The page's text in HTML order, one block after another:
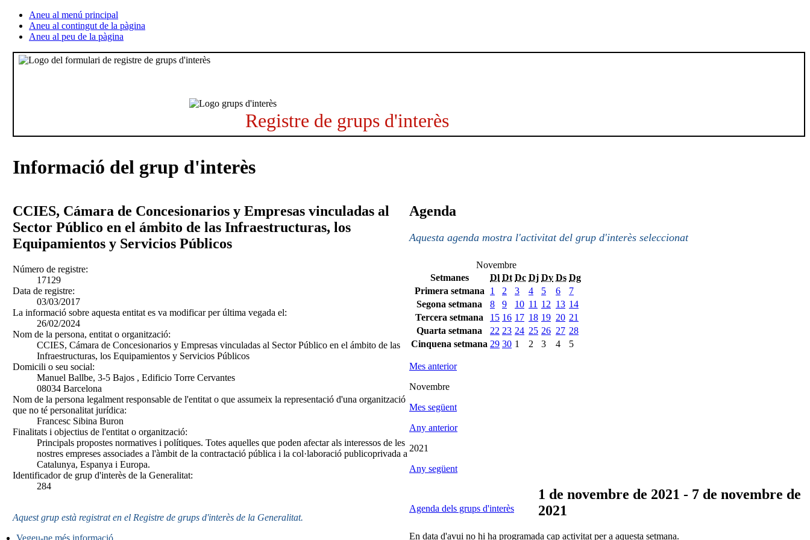
Aneu al menú principal
Aneu al contingut de la pàgina
Aneu al peu de la pàgina
Registre de grups d'interès
Informació del grup d'interès
CCIES, Cámara de Concesionarios y Empresas vinculadas al
Sector Público en el ámbito de las Infraestructuras, los
Equipamientos y Servicios Públicos
Número de registre:
17129
Data de registre:
03/03/2017
La informació sobre aquesta entitat es va modificar per última vegada el:
26/02/2024
Nom de la persona, entitat o organització:
CCIES, Cámara de Concesionarios y Empresas vinculadas al Sector Público en el ámbito de las
Infraestructuras, los Equipamientos y Servicios Públicos
Domicili o seu social:
Manuel Ballbe, 3-5 Bajos , Edificio Torre Cervantes
08034 Barcelona
Nom de la persona legalment responsable de l'entitat o que assumeix la representació d'una organització
que no té personalitat jurídica:
Francesc Sibina Buron
Finalitats i objectius de l'entitat o organització:
Principals propostes normatives i polítiques. Totes aquelles que poden afectar als interessos de les
nostres empreses associades a l'àmbit de la contractació pública i la col·laboració publicoprivada a
Catalunya, Espanya i Europa.
Identificador de grup d'interès de la Generalitat:
284
Aquest grup està registrat en el Registre de grups d'interès de la Generalitat.
Vegeu-ne més informació
Agenda
Aquesta agenda mostra l'activitat del grup d'interès seleccionat
Novembre
Setmanes
Dl Dt Dc Dj Dv Ds Dg
Primera setmana
1 2 3 4 5 6
7
Segona setmana
8 9 10 11 12 13 14
Tercera setmana
15 16 17 18 19 20 21
Quarta setmana
22 23 24 25 26 27 28
Cinquena setmana 29 30 1 2 3 4 5
Mes anterior
Novembre
Mes següent
Any anterior
2021
Any següent
Agenda dels grups d'interès
1 de novembre de 2021 - 7 de novembre de
2021
En data d'avui no hi ha programada cap activitat per a aquesta setmana.